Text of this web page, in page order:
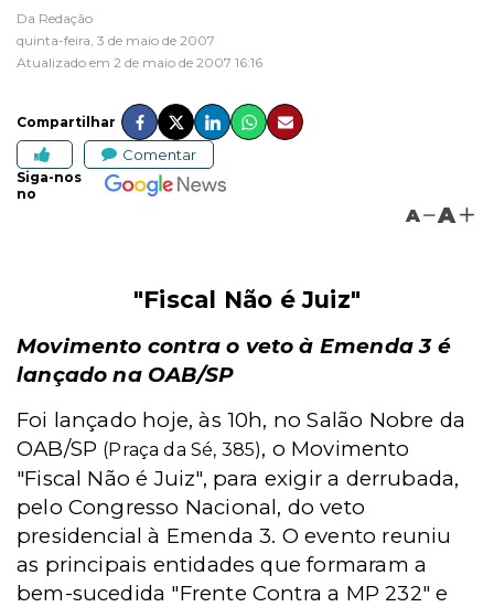
Da Redação
quinta-feira, 3 de maio de 2007
Atualizado em 2 de maio de 2007 16:16
Compartilhar
Comentar
Siga-nos
no
A A
"Fiscal Não é Juiz"
Movimento contra o veto à Emenda 3 é
lançado na OAB/SP
Foi lançado hoje, às 10h, no Salão Nobre da
OAB/SP (Praça da Sé, 385), o Movimento
"Fiscal Não é Juiz", para exigir a derrubada,
pelo Congresso Nacional, do veto
presidencial à Emenda 3. O evento reuniu
as principais entidades que formaram a
bem-sucedida "Frente Contra a MP 232" e